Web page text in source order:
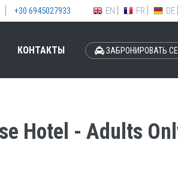
+30 6945027933 EN FR DE
КОНТАКТЫ ЗАБРОНИРОВАТЬ
Hotel - Adults